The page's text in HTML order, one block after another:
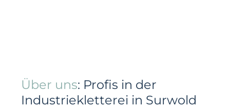
Über uns: Profis in der
Industriekletterei in Surwold